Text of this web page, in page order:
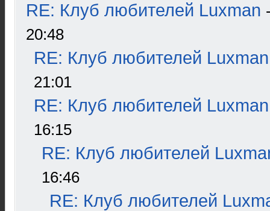
RE: Клуб любителей Luxman
20:48
RE: Клуб любителей Luxman
21:01
RE: Клуб любителей Luxman
16:15
RE: Клуб любителей
16:46
RE: Клуб любителей